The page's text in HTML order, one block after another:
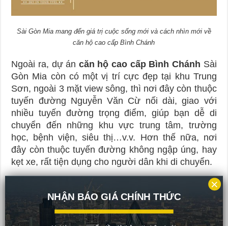
Sài Gòn Mia mang đến giá trị cuộc sống mới và cách nhìn mới về
căn hộ cao cấp Bình Chánh
Ngoài ra, dự án căn hộ cao cấp Bình Chánh Sài
Gòn Mia còn có một vị trí cực đẹp tại khu Trung
Sơn, ngoài 3 mặt view sông, thì nơi đây còn thuộc
tuyến đường Nguyễn Văn Cừ nối dài, giao với
nhiều tuyến đường trọng điểm, giúp bạn dễ di
chuyển đến những khu vực trung tâm, trường
học, bệnh viện, siêu thị…v.v. Hơn thế nữa, nơi
đây còn thuộc tuyến đường không ngập úng, hay
kẹt xe, rất tiện dụng cho người dân khi di chuyển.
NHẬN BÁO GIÁ CHÍNH THỨC
×